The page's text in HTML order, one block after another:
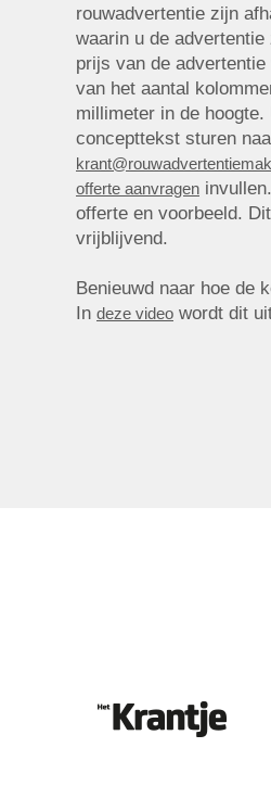
rouwadvertentie zijn
waarin u de
prijs van de
van het aantal
millimeter in de
concepttekst sturen
offerte aanvragen
offerte en voorbeeld.
vrijblijvend.
Benieuwd naar hoe de
In deze video wordt dit